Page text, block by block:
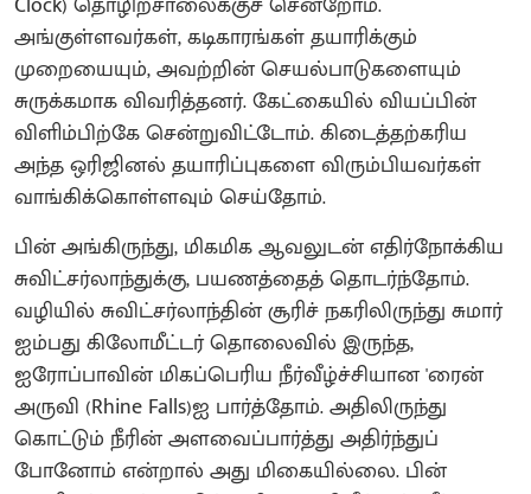
அங்குள்ளவர்கள், கடிகாரங்கள் தயாரிக்கும்
முறையையும், அவற்றின் செயல்பாடுகளையும்
சுருக்கமாக விவரித்தனர். கேட்கையில் வியப்பின்
விளிம்பிற்கே சென்றுவிட்டோம். கிடைத்தற்கரிய
அந்த ஒரிஜினல் தயாரிப்புகளை விரும்பியவர்கள்
வாங்கிக்கொள்ளவும் செய்தோம்.
பின் அங்கிருந்து, மிகமிக ஆவலுடன் எதிர்நோக்கிய
சுவிட்சர்லாந்துக்கு, பயணத்தைத் தொடர்ந்தோம்.
வழியில் சுவிட்சர்லாந்தின் சூரிச் நகரிலிருந்து சுமார்
ஐம்பது கிலோமீட்டர் தொலைவில் இருந்த,
ஐரோப்பாவின் மிகப்பெரிய நீர்வீழ்ச்சியான 'ரைன்
அருவி (Rhine Falls)ஐ பார்த்தோம். அதிலிருந்து
கொட்டும் நீரின் அளவைப்பார்த்து அதிர்ந்துப்
போனோம் என்றால் அது மிகையில்லை. பின்